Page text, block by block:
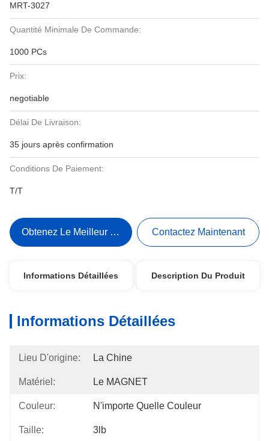
MRT-3027
Quantité Minimale De Commande:
1000 PCs
Prix:
negotiable
Délai De Livraison:
35 jours après confirmation
Conditions De Paiement:
T/T
Obtenez Le Meilleur Prix Contactez Maintenant
Informations Détaillées Description Du Produit
Informations Détaillées
Lieu D'origine: La Chine
Matériel: Le MAGNET
Couleur: N'importe Quelle Couleur
Taille: 3lb